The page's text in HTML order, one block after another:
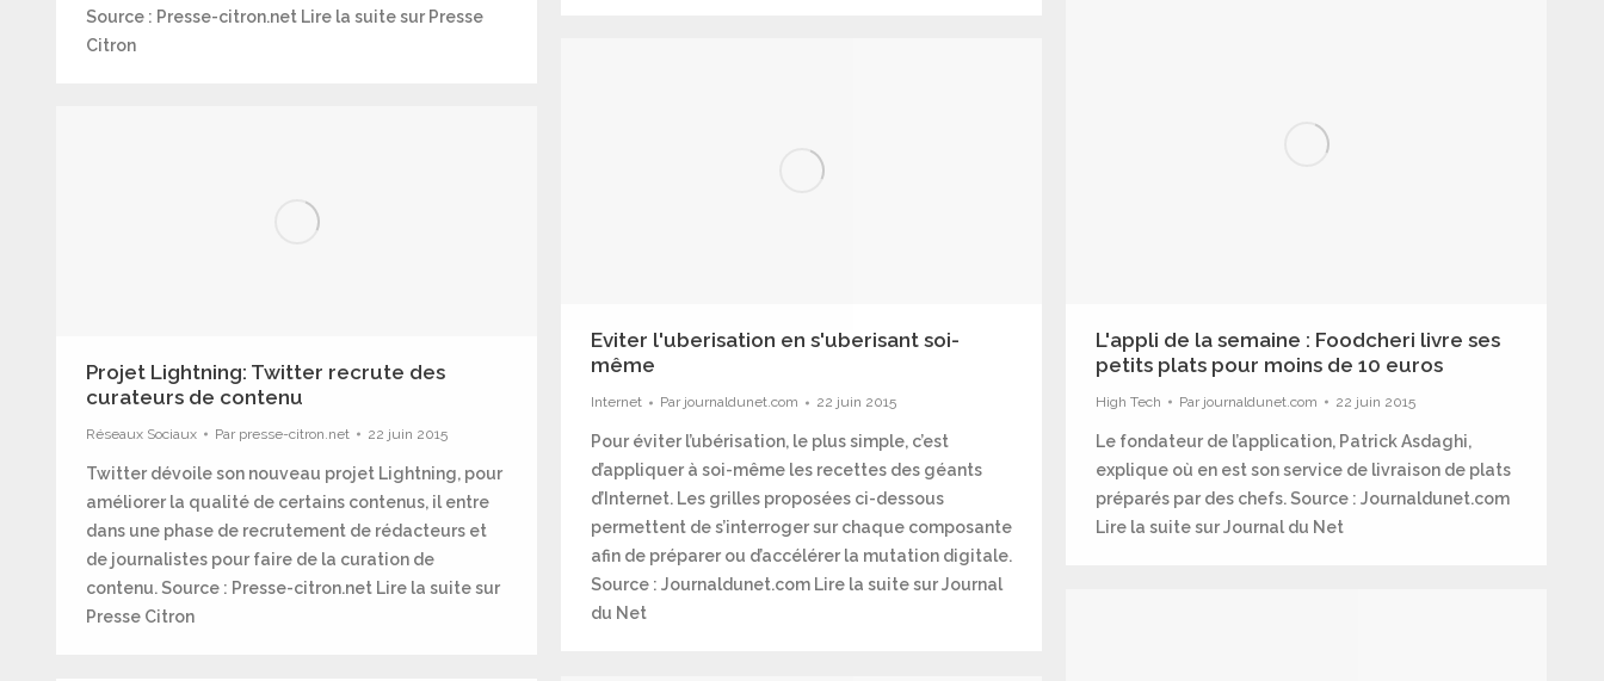
Source : Presse-citron.net Lire la suite sur Presse
Citron
L'appli de la semaine : Foodcheri livre ses
petits plats pour moins de 10 euros
High Tech Par journaldunet.com 22 juin 2015
Le fondateur de l’application, Patrick Asdaghi,
explique où en est son service de livraison de plats
préparés par des chefs. Source : Journaldunet.com
Lire la suite sur Journal du Net
Eviter l'uberisation en s'uberisant soi-
même
Internet Par journaldunet.com 22 juin 2015
Pour éviter l’ubérisation, le plus simple, c’est
d’appliquer à soi-même les recettes des géants
d’Internet. Les grilles proposées ci-dessous
permettent de s’interroger sur chaque composante
afin de préparer ou d’accélérer la mutation digitale.
Source : Journaldunet.com Lire la suite sur Journal
du Net
Projet Lightning: Twitter recrute des
curateurs de contenu
Réseaux Sociaux Par presse-citron.net 22 juin 2015
Twitter dévoile son nouveau projet Lightning, pour
améliorer la qualité de certains contenus, il entre
dans une phase de recrutement de rédacteurs et
de journalistes pour faire de la curation de
contenu. Source : Presse-citron.net Lire la suite sur
Presse Citron